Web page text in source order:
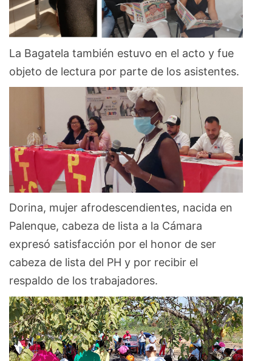
La Bagatela también estuvo en el acto y fue
objeto de lectura por parte de los asistentes.
Dorina, mujer afrodescendientes, nacida en
Palenque, cabeza de lista a la Cámara
expresó satisfacción por el honor de ser
cabeza de lista del PH y por recibir el
respaldo de los trabajadores.